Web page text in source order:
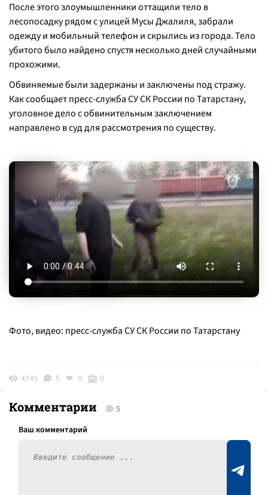
После этого злоумышленники оттащили тело в
лесопосадку рядом с улицей Мусы Джалиля, забрали
одежду и мобильный телефон и скрылись из города. Тело
убитого было найдено спустя несколько дней случайными
прохожими.
Обвиняемые были задержаны и заключены под стражу.
Как сообщает пресс-служба СУ СК России по Татарстану,
уголовное дело с обвинительным заключением
направлено в суд для рассмотрения по существу.
Фото, видео: пресс-служба СУ СК России по Татарстану
4749 5 0 0
Комментарии 5